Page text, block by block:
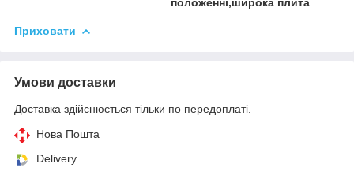
Приховати
Умови доставки
Доставка здійснюється тільки по передоплаті.
Нова Пошта
Delivery